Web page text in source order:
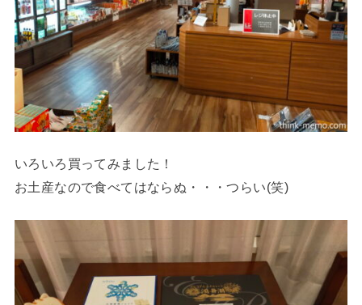
いろいろ買ってみました！
お土産なので食べてはならぬ・・・つらい(笑)